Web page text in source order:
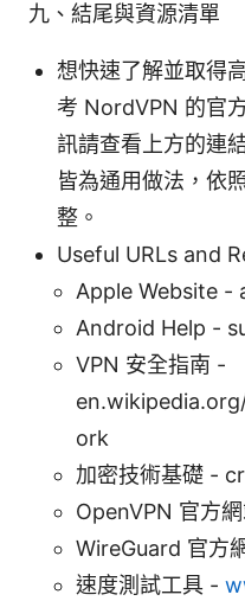
九、結尾與資源清單
想快速了解並取得
考 NordVPN 的官
訊請查看上方的連
皆為通用做法，依
整。
Useful URLs and
Apple Website -
Android Help -
VPN 安全指南 -
ork
加密技術基礎 -
OpenVPN 官方
WireGuard 官方
速度測試工具 -